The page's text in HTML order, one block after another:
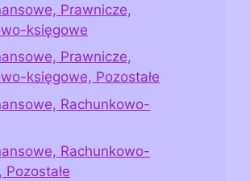
Prawnicze,
księgowe
Prawnicze,
księgowe, Pozostałe
Rachunkowo-
Rachunkowo-